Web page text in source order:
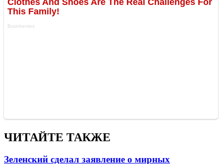
ЧИТАЙТЕ ТАКЖЕ
Зеленский сделал заявление о мирных